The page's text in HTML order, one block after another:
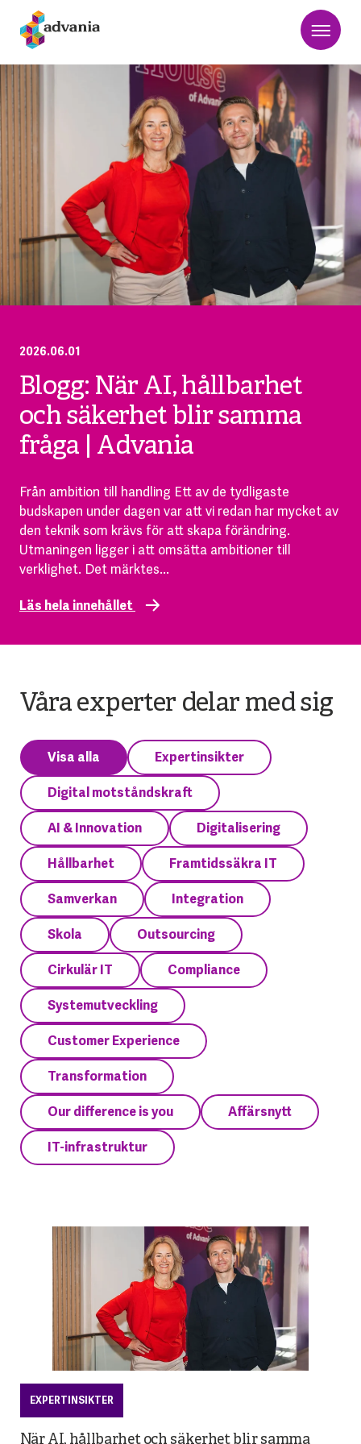
2026.06.01
Blogg: När AI, hållbarhet
och säkerhet blir samma
fråga | Advania
Från ambition till handling Ett av de tydligaste
budskapen under dagen var att vi redan har mycket av
den teknik som krävs för att skapa förändring.
Utmaningen ligger i att omsätta ambitioner till
verklighet. Det märktes...
Läs hela innehållet
Våra experter delar med sig
Visa alla Expertinsikter
Digital motståndskraft
AI & Innovation Digitalisering
Hållbarhet Framtidssäkra IT
Samverkan Integration
Skola Outsourcing
Cirkulär IT Compliance
Systemutveckling
Customer Experience
Transformation
Our difference is you Affärsnytt
IT-infrastruktur
EXPERTINSIKTER
När AI, hållbarhet och säkerhet blir samma